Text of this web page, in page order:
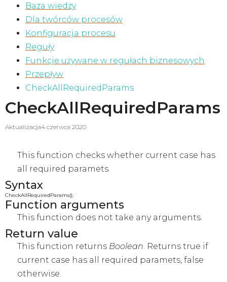
Baza wiedzy
Dla twórców procesów
Konfiguracja procesu
Reguły
Funkcje używane w regułach biznesowych
Przepływ
CheckAllRequiredParams
CheckAllRequiredParams
Aktualizacja4 czerwca 2020
This function checks whether current case has
all required paramets.
Syntax
CheckAllRequiredParams();
Function arguments
This function does not take any arguments.
Return value
This function returns Boolean. Returns true if
current case has all required paramets, false
otherwise.